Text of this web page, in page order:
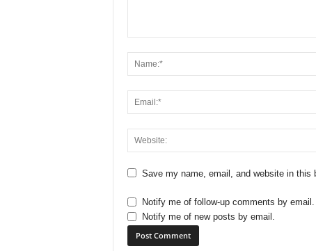
Save my name, email, and website in this
Notify me of follow-up comments by email.
Notify me of new posts by email.